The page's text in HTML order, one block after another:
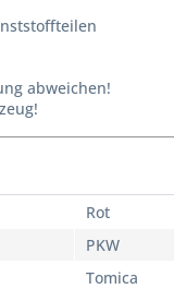
abweichen!
Rot
PKW
Tomica